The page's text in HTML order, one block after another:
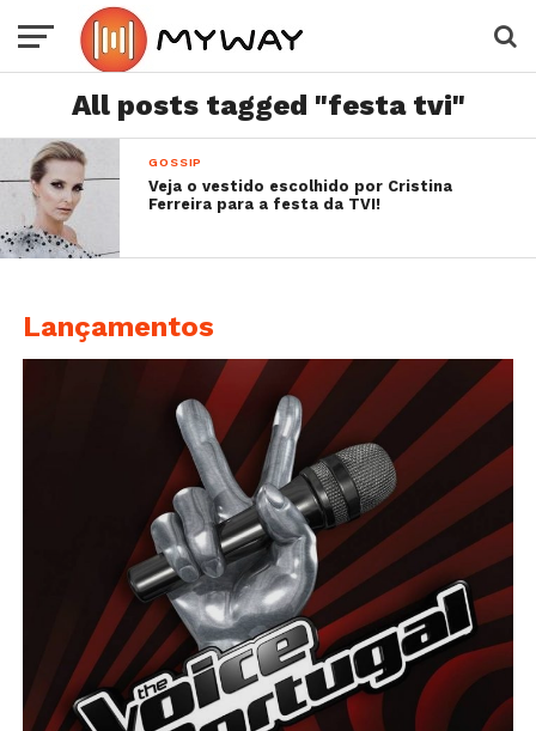
All posts tagged "festa tvi"
GOSSIP
Veja o vestido escolhido por Cristina
Ferreira para a festa da TVI!
Lançamentos